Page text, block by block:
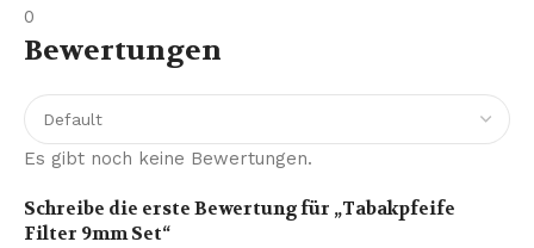
0
Bewertungen
Es gibt noch keine Bewertungen.
Schreibe die erste Bewertung für „Tabakpfeife
Filter 9mm Set“